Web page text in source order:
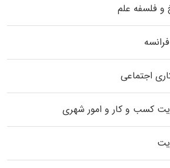
و فلسفه علم
اجتماعی
کسب و کار و امور شهری